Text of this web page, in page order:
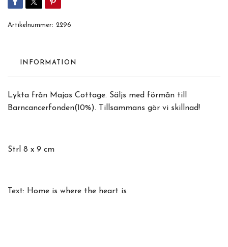
Artikelnummer: 2296
INFORMATION
Lykta från Majas Cottage. Säljs med förmån till
Barncancerfonden(10%). Tillsammans gör vi skillnad!
Strl 8 x 9 cm
Text: Home is where the heart is